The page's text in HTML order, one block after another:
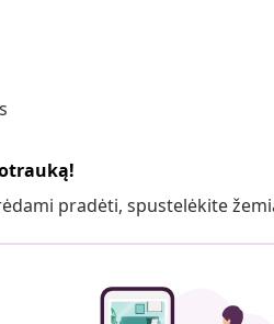
pradėti, spustelėkite